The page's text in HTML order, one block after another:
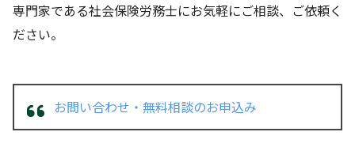
専門家である社会保険労務士にお気軽にご相談、ご依頼く
ださい。
お問い合わせ・無料相談のお申込み